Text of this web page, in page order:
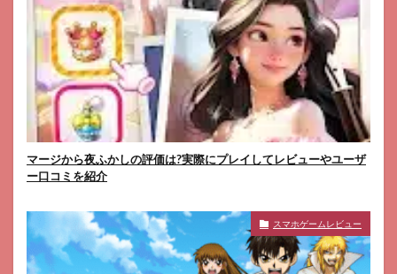
マージから夜ふかしの評価は?実際にプレイしてレビューやユーザ
ー口コミを紹介
スマホゲームレビュー